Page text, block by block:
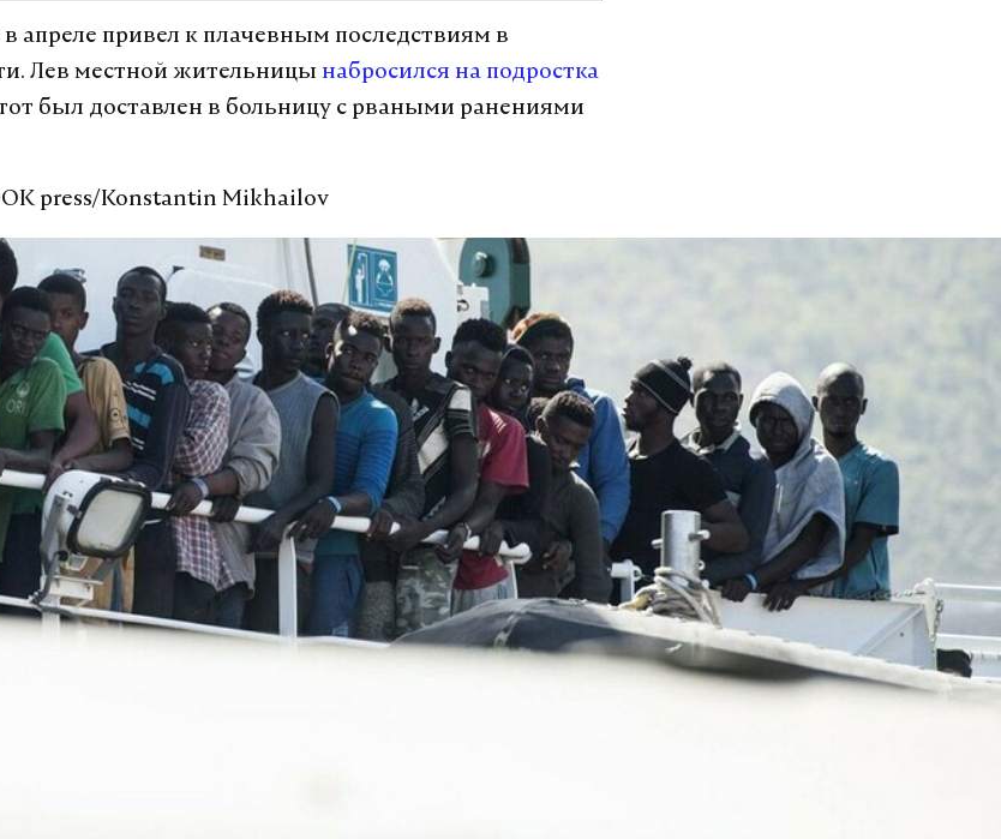
апреле привел к плачевным последствиям в
Лев местной жительницы набросился на подростка
тот был доставлен в больницу с рваными ранениями
press/Konstantin Mikhailov